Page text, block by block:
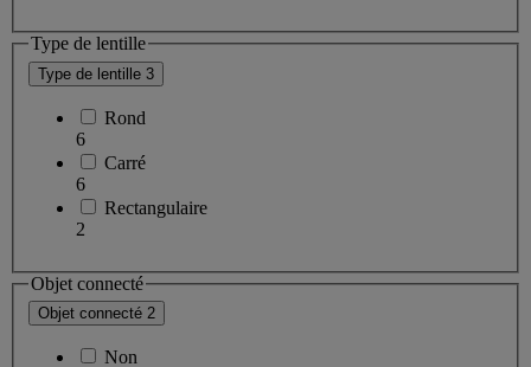
Type de lentille
Type de lentille 3
Rond
6
Carré
6
Rectangulaire
2
Objet connecté
Objet connecté 2
Non